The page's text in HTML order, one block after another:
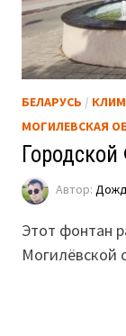
БЕЛАРУСЬ /
МОГИЛЕВСКАЯ
Автор:
Этот фонтан
Могилёвской